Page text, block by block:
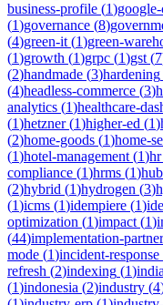
business-profile (1)
(1)governance (8)
(4)green-it (1)green-
(1)growth (1)grpc (1)gst (7
(2)handmade (3)hardening
(4)headless-commerce (3)
analytics (1)healthcare-
(1)hetzner(1)higher-ed (1)
(2)home-goods (1)home-
(1)hotel-management (1)hr
compliance (1)hrms (1)
(2)hybrid (1)hydrogen (3)
(1)icms (1)idempiere (1)
optimization (1)impact (1)
(44)implementation-partner
mode (1)incident-response
refresh (2)indexing (1)india
(1)indonesia (2)industry (4